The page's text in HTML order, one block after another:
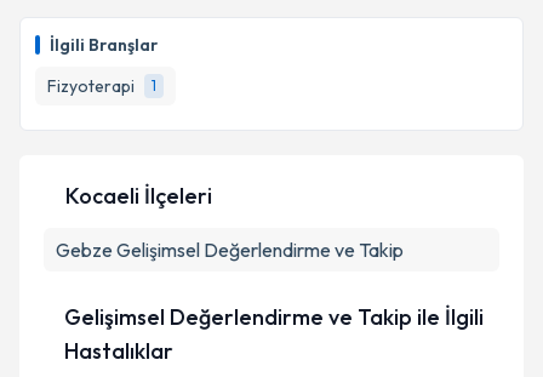
İlgili Branşlar
Fizyoterapi
1
takvim hazırlandığında e-posta ile bilgilendireceğiz.
E-posta Adresiniz
Metni'ni okudum ve kişisel verilerimin belirtilen
Kocaeli İlçeleri
Gebze Gelişimsel Değerlendirme ve Takip
Gelişimsel Değerlendirme ve Takip ile İlgili
Hastalıklar